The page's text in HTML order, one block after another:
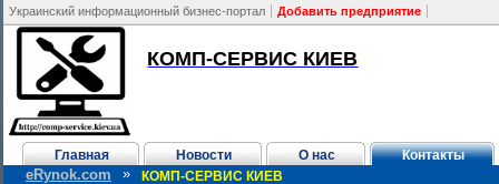
Украинский информационный бизнес-портал Добавить предприятие
КОМП-СЕРВИС КИЕВ
Главная Новости О нас Контакты
eRynok.com » КОМП-СЕРВИС КИЕВ